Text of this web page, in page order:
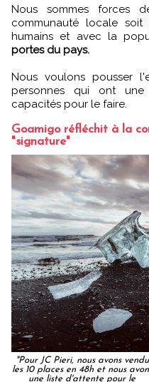
Nous sommes forces
communauté locale
humains et avec la
portes du pays.
Nous voulons pousser
personnes qui ont une
capacités pour le faire.
Goamigo réfléchit à la
"signature"
"Pour JC Pieri, nous avons vendu
les 10 places en 48h et nous
une liste d'attente pour le